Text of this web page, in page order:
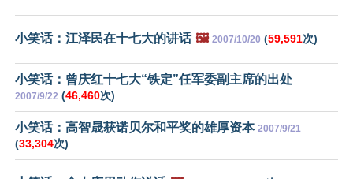
小笑话：江泽民在十七大的讲话 🖼️ 2007/10/20 (59,591次)
小笑话：曾庆红十七大“铁定”任军委副主席的出处
2007/9/22 (46,460次)
小笑话：高智晟获诺贝尔和平奖的雄厚资本 2007/9/21
(33,304次)